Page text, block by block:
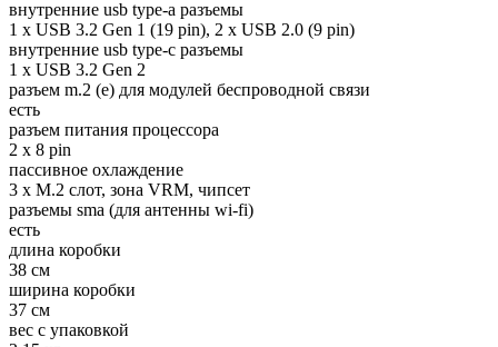
внутренние usb type-a разъемы
1 x USB 3.2 Gen 1 (19 pin), 2 x USB 2.0 (9 pin)
внутренние usb type-c разъемы
1 x USB 3.2 Gen 2
разъем m.2 (e) для модулей беспроводной связи
есть
разъем питания процессора
2 x 8 pin
пассивное охлаждение
3 x M.2 слот, зона VRM, чипсет
разъемы sma (для антенны wi-fi)
есть
длина коробки
38 см
ширина коробки
37 см
вес с упаковкой